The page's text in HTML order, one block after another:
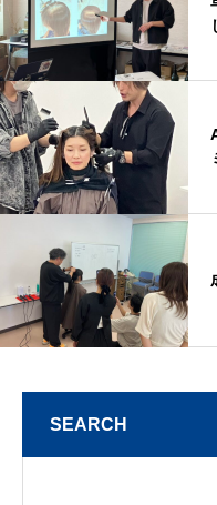
SEARCH